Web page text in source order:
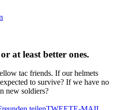
at least better ones.
tac friends. If our helmets
to survive? If we have no
new soldiers?